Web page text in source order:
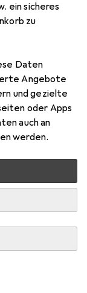
ein sicheres
zu
Daten
Angebote
und gezielte
oder Apps
auch an
werden.
10K
IBM